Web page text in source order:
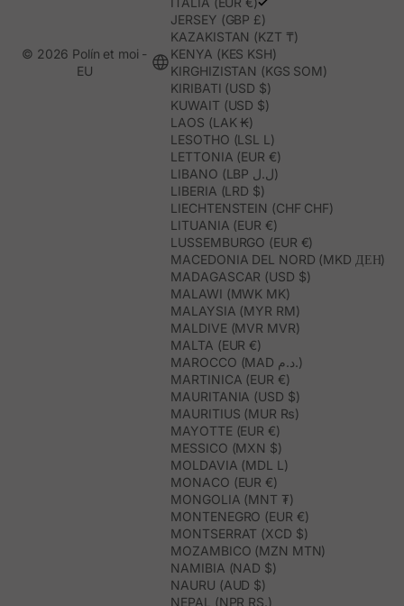
JERSEY (GBP £)
KAZAKISTAN (KZT ₸)
KENYA (KES KSH)
KIRGHIZISTAN (KGS SOM)
KIRIBATI (USD $)
KUWAIT (USD $)
LAOS (LAK ₭)
LESOTHO (LSL L)
LETTONIA (EUR €)
LIBANO (LBP ل.ل)
LIBERIA (LRD $)
LIECHTENSTEIN (CHF CHF)
LITUANIA (EUR €)
LUSSEMBURGO (EUR €)
MACEDONIA DEL NORD (MKD ДЕН)
MADAGASCAR (USD $)
MALAWI (MWK MK)
MALAYSIA (MYR RM)
MALDIVE (MVR MVR)
MALTA (EUR €)
MAROCCO (MAD د.م.)
MARTINICA (EUR €)
MAURITANIA (USD $)
MAURITIUS (MUR ₨)
MAYOTTE (EUR €)
MESSICO (MXN $)
MOLDAVIA (MDL L)
MONACO (EUR €)
MONGOLIA (MNT ₮)
MONTENEGRO (EUR €)
MONTSERRAT (XCD $)
MOZAMBICO (MZN MTN)
NAMIBIA (NAD $)
NAURU (AUD $)
NEPAL (NPR RS.)
© 2026 Polín et moi -
EU